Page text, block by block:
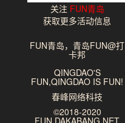
关注 FUN青岛
获取更多活动信息
FUN青岛，青岛FUN@打
卡邦
QINGDAO'S
FUN,QINGDAO IS FUN!
春峰网络科技
©2018-2020